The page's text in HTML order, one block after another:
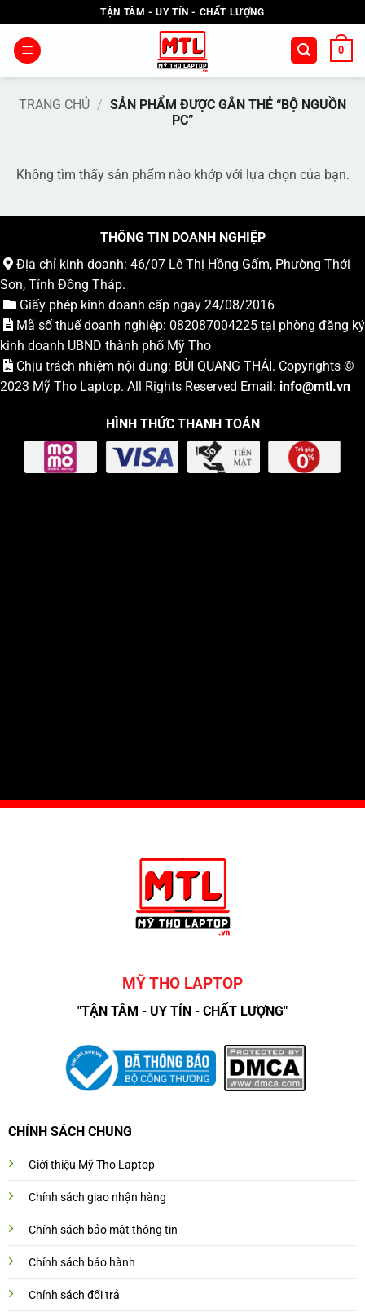
qua
nội
TẬN TÂM - UY TÍN - CHẤT LƯỢNG
0
TRANG CHỦ / SẢN PHẨM ĐƯỢC GẮN THẺ “BỘ NGUỒN
PC”
Không tìm thấy sản phẩm nào khớp với lựa chọn của bạn.
THÔNG TIN DOANH NGHIỆP
Địa chỉ kinh doanh: 46/07 Lê Thị Hồng Gấm, Phường Thới
Sơn, Tỉnh Đồng Tháp.
Giấy phép kinh doanh cấp ngày 24/08/2016
Mã số thuế doanh nghiệp: 082087004225 tại phòng đăng ký
kinh doanh UBND thành phố Mỹ Tho
Chịu trách nhiệm nội dung: BÙI QUANG THÁI. Copyrights ©
2023 Mỹ Tho Laptop. All Rights Reserved Email: info@mtl.vn
HÌNH THỨC THANH TOÁN
MỸ THO LAPTOP
"TẬN TÂM - UY TÍN - CHẤT LƯỢNG"
CHÍNH SÁCH CHUNG
Giới thiệu Mỹ Tho Laptop
Chính sách giao nhận hàng
Chính sách bảo mật thông tin
Chính sách bảo hành
Chính sách đổi trả